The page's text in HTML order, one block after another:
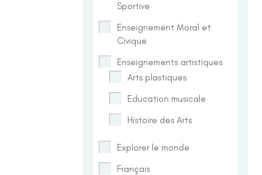
Sportive
Enseignement Moral et
Civique
Enseignements artistiques
Arts plastiques
Education musicale
Histoire des Arts
Explorer le monde
Français